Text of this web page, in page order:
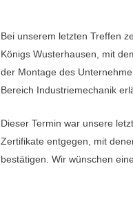
Bei unserem letzten Treffen
Königs Wusterhausen, mit
der Montage des
Bereich Industriemechanik
Dieser Termin war unsere
Zertifikate entgegen, mit
bestätigen. Wir wünschen